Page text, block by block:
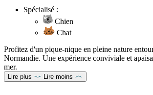
Spécialisé :
Chien
Chat
Profitez d'un pique-nique en pleine nature
Normandie. Une expérience conviviale et
mer.
Lire plus Lire moins